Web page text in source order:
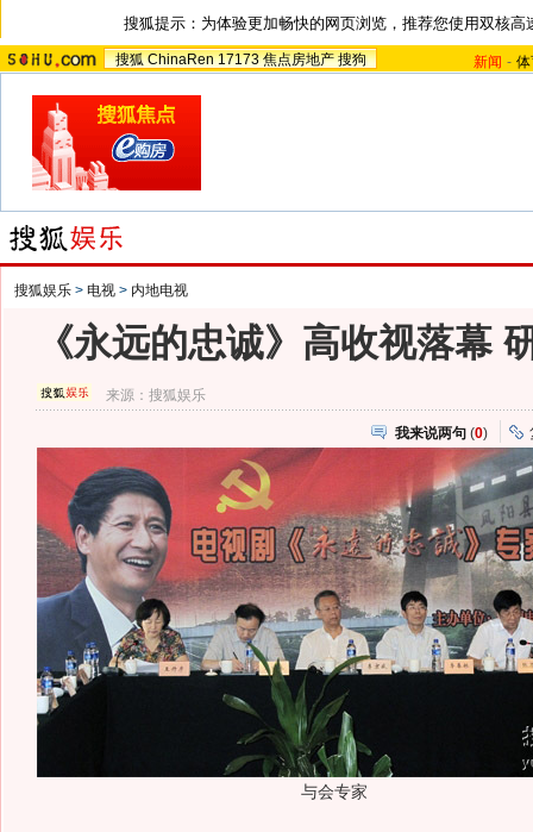
搜狐提示：为体验更加畅快的网页浏览，推荐您使用双核高
搜狐 ChinaRen 17173 焦点房地产 搜狗 新闻 -
搜狐娱乐 > 电视 > 内地电视
《永远的忠诚》高收视落幕
来源：搜狐娱乐
我来说两句 (0)
与会专家